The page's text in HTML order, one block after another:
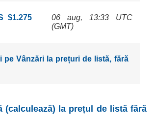
$1.275
06 aug, 13:33 UTC
(GMT)
pe Vânzări la prețuri de listă, fără
(calculează) la prețul de listă fără